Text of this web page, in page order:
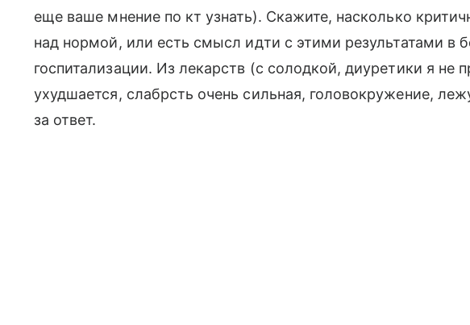
еще ваше мнение по кт узнать). Скажите, насколько
над нормой, или есть смысл идти с этими результатами в
госпитализации. Из лекарств (с солодкой, диуретики я не
ухудшается, слабрсть очень сильная, головокружение,
за ответ.